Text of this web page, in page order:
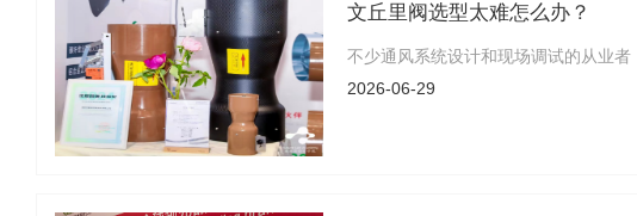
文丘里阀选型太难怎么办？
不少通风系统设计和现场调试的从业
2026-06-29